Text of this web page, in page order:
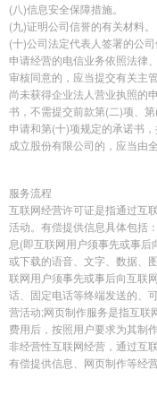
(八)信息安全保障措施。
(九)证明公司信誉的有关材料。
(十)公司法定代表人签署的公
申请经营的电信业务依照法律
审核同意的，应当提交有关主
尚未获得企业法人营业执照的
书，不需提交前款第(二)项、
申请和第(十)项规定的承诺书
成立股份有限公司的，应当由
服务流程
互联网经营许可证是指通过互
活动。有偿提供信息具体包括
息(即互联网用户须事先或事
或下载的语音、文字、数据、
联网用户须事先或事后向互联
话、固定电话等终端发送的、
营活动;网页制作服务是指互联
费用后，按照用户要求为其制
非经营性互联网经营，通过互
有偿提供信息、网页制作等经